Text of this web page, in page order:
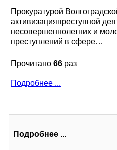
Прокуратурой
активизацияпреступной
несовершеннолетних и
преступлений в сфере…
Прочитано 66 раз
Подробнее ...
Подробнее ...